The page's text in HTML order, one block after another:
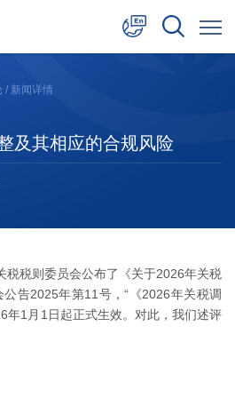
日本語
/ 新闻详情
及其相应的合规风险
税税则委员会公布了《关于2026年关税
告2025年第11号，“《2026年关税调
年1月1日起正式生效。对此，我们述评